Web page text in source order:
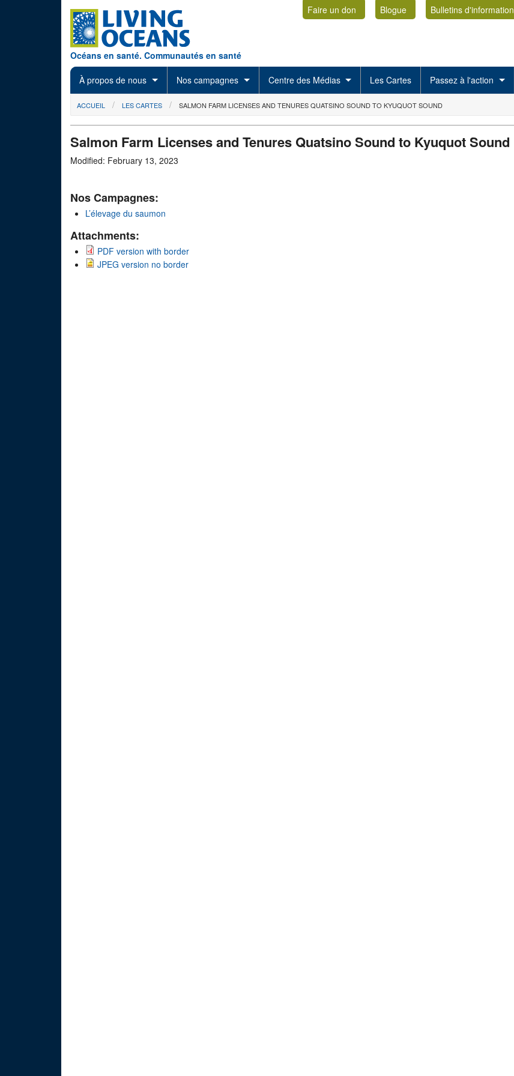
Océans en santé. Communautés en santé
Faire un don Blogue
Bulletins d'information
À propos de nous Nos campagnes Centre des Médias Les Cartes Passez à l'action
You are here
ACCUEIL LES CARTES SALMON FARM LICENSES AND TENURES QUATSINO SOUND TO KYUQUOT SOUND
Salmon Farm Licenses and Tenures Quatsino Sound to Kyuquot Sound
Modified: February 13, 2023
Nos Campagnes:
L’élevage du saumon
Attachments:
PDF version with border
JPEG version no border